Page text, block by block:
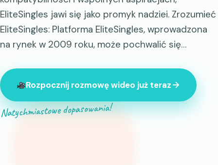
EliteSingles jawi się jako promyk nadziei. Zrozumieć
EliteSingles: Platforma EliteSingles, wprowadzona
na rynek w 2009 roku, może pochwalić się…
Rozpocznij rozmowę wideo już teraz
Natychmiastowe dopasowania!